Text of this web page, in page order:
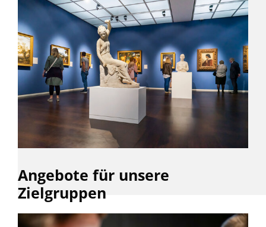
Angebote für unsere
Zielgruppen